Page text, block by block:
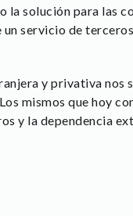
la solución para las
servicio de
y privativa nos
mismos que hoy
y la dependencia